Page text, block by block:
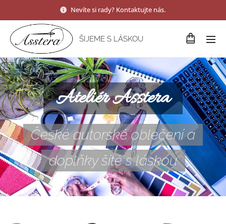
Nevíte si rady? Kontaktujte nás.
ŠIJEME S LÁSKOU
Ateliér Asstera
České autorské oblečení a
doplňky šíté s láskou